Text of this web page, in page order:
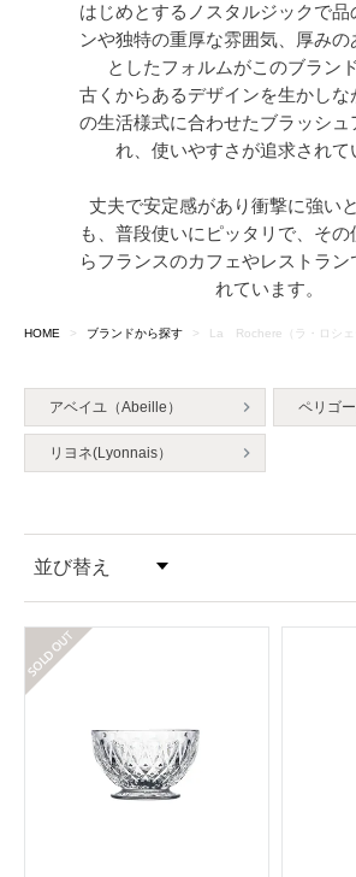
はじめとするノスタルジックで品
ンや独特の重厚な雰囲気、厚みの
としたフォルムがこのブラン
古くからあるデザインを生かし
の生活様式に合わせたブラッシュ
れ、使いやすさが追求されて
丈夫で安定感があり衝撃に強い
も、普段使いにピッタリで、そ
らフランスのカフェやレストラ
れています。
HOME ブランドから探す La Rochere（ラ・ロシェ
アベイユ（Abeille） ペリゴ
リヨネ(Lyonnais）
並び替え
価格が高い順
在庫切れ